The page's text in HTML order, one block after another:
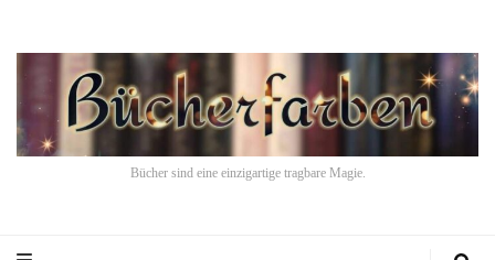
Bücher sind eine einzigartige tragbare Magie.